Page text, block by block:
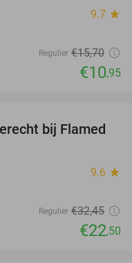
9.7 star
Regulier €15,70
€10,95
31%
bij Flamed
9.6 star
Regulier €32,45
€22,50